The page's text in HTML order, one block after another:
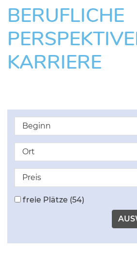
BERUFLICHE
KARRIERE
Beginn
Ort
Preis
freie Plätze (54)